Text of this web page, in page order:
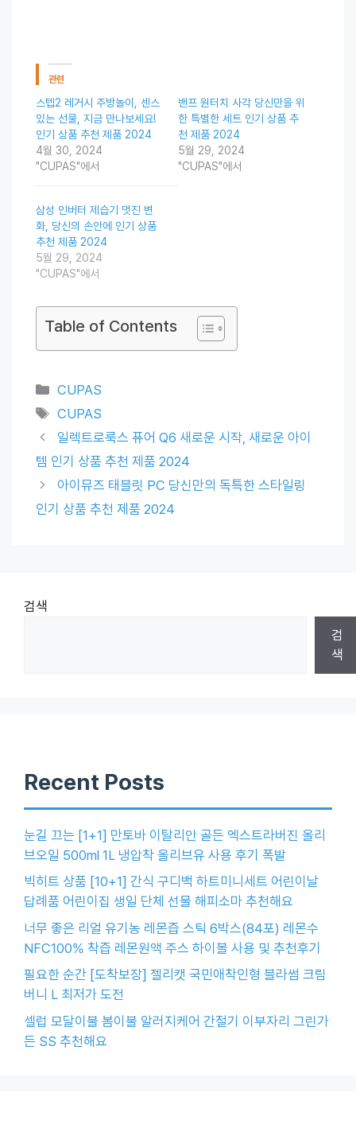
관련
스텝2 레거시 주방놀이, 센스
있는 선물, 지금 만나보세요!
인기 상품 추천 제품 2024
4월 30, 2024
"CUPAS"에서
밴프 원터치 사각 당신만을 위
한 특별한 세트 인기 상품 추
천 제품 2024
5월 29, 2024
"CUPAS"에서
삼성 인버터 제습기 멋진 변
화, 당신의 손안에 인기 상품
추천 제품 2024
5월 29, 2024
"CUPAS"에서
Table of Contents
Categories
CUPAS
Tags
CUPAS
일렉트로룩스 퓨어 Q6 새로운 시작, 새로운 아이
템 인기 상품 추천 제품 2024
아이뮤즈 태블릿 PC 당신만의 독특한 스타일링
인기 상품 추천 제품 2024
검색
검
색
Recent Posts
눈길 끄는 [1+1] 만토바 이탈리안 골든 엑스트라버진 올리
브오일 500ml 1L 냉압착 올리브유 사용 후기 폭발
빅히트 상품 [10+1] 간식 구디백 하트미니세트 어린이날
답례품 어린이집 생일 단체 선물 해피소마 추천해요
너무 좋은 리얼 유기농 레몬즙 스틱 6박스(84포) 레몬수
NFC100% 착즙 레몬원액 주스 하이볼 사용 및 추천후기
필요한 순간 [도착보장] 젤리캣 국민애착인형 블라썸 크림
버니 L 최저가 도전
셀럽 모달이불 봄이불 알러지케어 간절기 이부자리 그린가
든 SS 추천해요